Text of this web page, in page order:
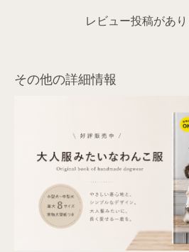
レビュー投稿があり
その他の詳細情報